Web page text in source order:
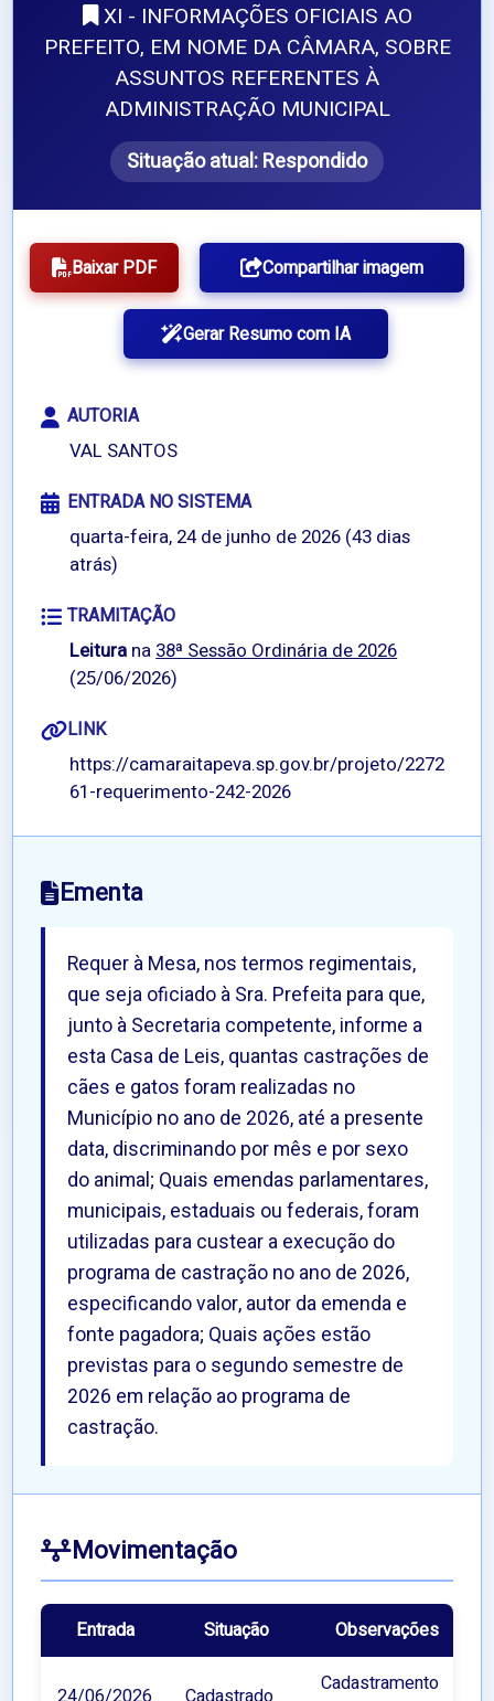
XI - INFORMAÇÕES OFICIAIS AO
PREFEITO, EM NOME DA CÂMARA, SOBRE
ASSUNTOS REFERENTES À
ADMINISTRAÇÃO MUNICIPAL
Situação atual:Respondido
Baixar PDF Compartilhar imagem
Gerar Resumo com IA
AUTORIA
VAL SANTOS
ENTRADA NO SISTEMA
quarta-feira, 24 de junho de 2026 (43 dias
atrás)
TRAMITAÇÃO
Leitura na38ª Sessão Ordinária de 2026
(25/06/2026)
LINK
https://camaraitapeva.sp.gov.br/projeto/2272
61-requerimento-242-2026
Ementa
Requer à Mesa, nos termos regimentais,
que seja oficiado à Sra. Prefeita para que,
junto à Secretaria competente, informe a
esta Casa de Leis, quantas castrações de
cães e gatos foram realizadas no
Município no ano de 2026, até a presente
data, discriminando por mês e por sexo
do animal; Quais emendas parlamentares,
municipais, estaduais ou federais, foram
utilizadas para custear a execução do
programa de castração no ano de 2026,
especificando valor, autor da emenda e
fonte pagadora; Quais ações estão
previstas para o segundo semestre de
2026 em relação ao programa de
castração.
Movimentação
Entrada Situação Observações
Cadastramento